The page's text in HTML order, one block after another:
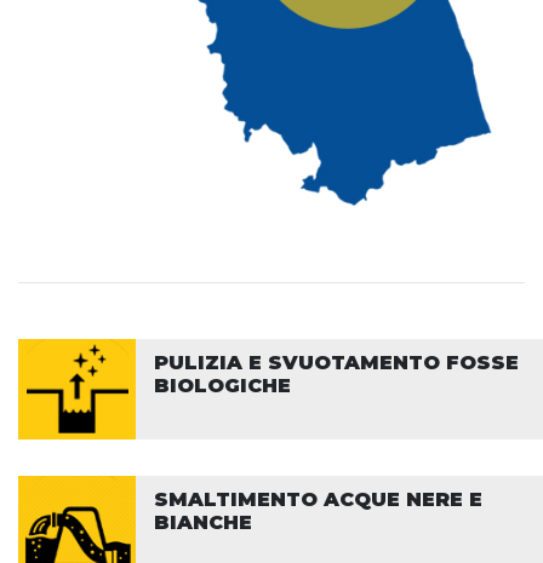
PULIZIA E SVUOTAMENTO FOSSE
BIOLOGICHE
SMALTIMENTO ACQUE NERE E
BIANCHE